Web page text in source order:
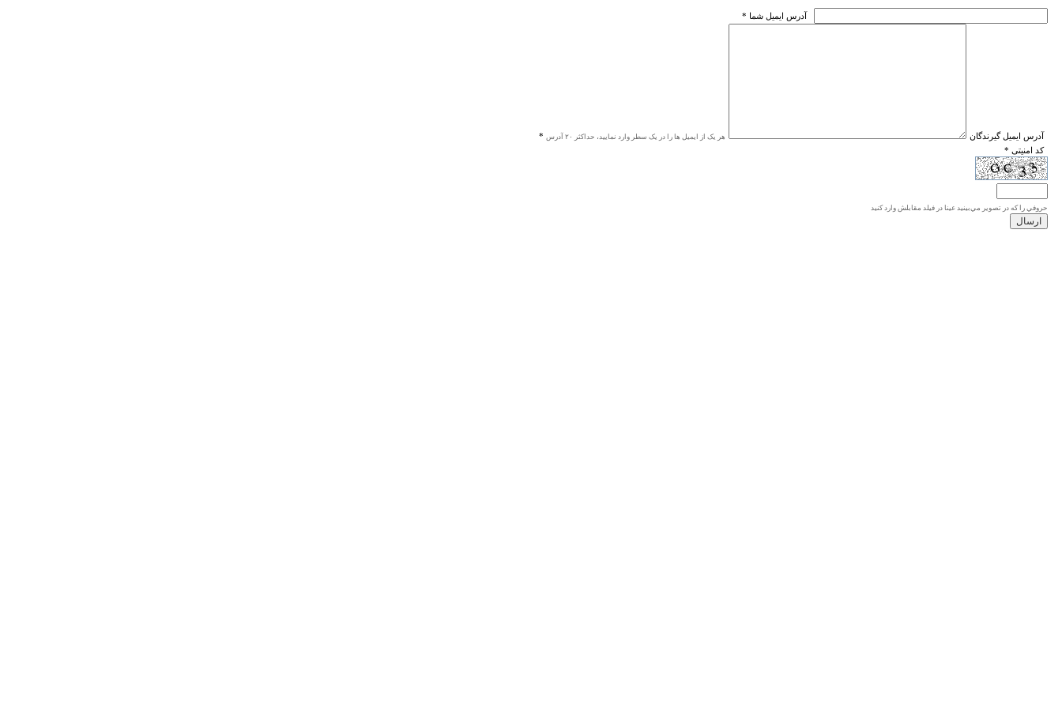
* آدرس ايميل شما
* آدرس ايميل گيرندگان هر یک از ایمیل ها را در یک سطر وارد نمایید، حداکثر ۲۰ آدرس
* کد امنیتی
حروفي را كه در تصوير مي‌بينيد عينا در فيلد مقابلش وارد كنيد